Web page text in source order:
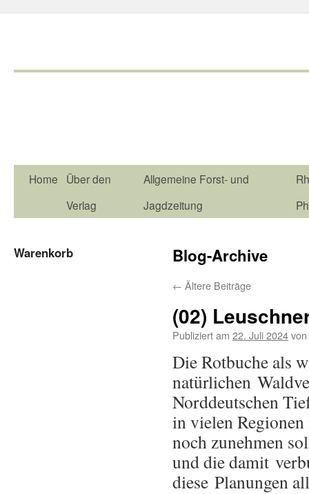
Home
Über den
Verlag
Allgemeine Forst- und
Jagdzeitung
Blog-Archive
← Ältere Beiträge
(02)
Publiziert am 22. Juli 2024von
Die Rotbuche als
natürlichen
Norddeutschen
in vielen
noch zunehmen
und die damit
diese Planungen
Warenkorb